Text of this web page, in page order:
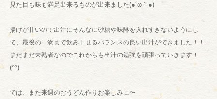
見た目も味も満足出来るものが出来ました(●´ω｀●)
揚げが甘いので出汁にそんなに砂糖や味醂を入れすぎないようにし
て、最後の一滴まで飲み干せるバランスの良い出汁ができました！！
まだまだ未熟者なのでこれからも出汁の勉強を頑張っていきます！
(^^)
では、また来週のおうどん作りお楽しみに〜